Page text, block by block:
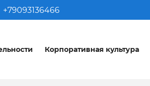
+79093136466
Корпоративная культура